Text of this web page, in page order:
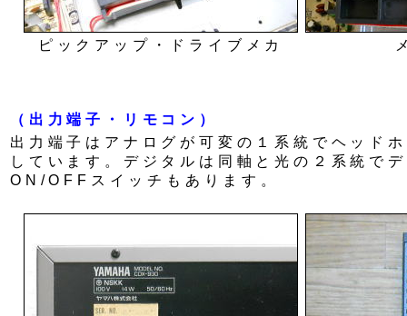
ピックアップ・ドライブメカ
（出力端子・リモコン）
出力端子はアナログが可変の１系統でヘッド
しています。デジタルは同軸と光の２系統で
ON/OFFスイッチもあります。